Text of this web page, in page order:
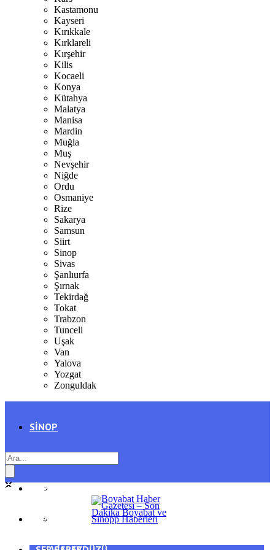
Kastamonu
Kayseri
Kırıkkale
Kırklareli
Kırşehir
Kilis
Kocaeli
Konya
Kütahya
Malatya
Manisa
Mardin
Muğla
Muş
Nevşehir
Niğde
Ordu
Osmaniye
Rize
Sakarya
Samsun
Siirt
Sinop
Sivas
Şanlıurfa
Şırnak
Tekirdağ
Tokat
Trabzon
Tunceli
Uşak
Van
Yalova
Yozgat
Zonguldak
SINOP
AYANCIK
GENEL
SPOR